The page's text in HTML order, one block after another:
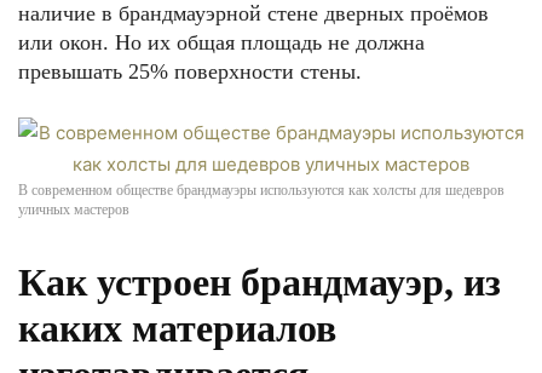
наличие в брандмауэрной стене дверных проёмов
или окон. Но их общая площадь не должна
превышать 25% поверхности стены.
В современном обществе брандмауэры используются как холсты для шедевров
уличных мастеров
Как устроен брандмауэр, из
каких материалов